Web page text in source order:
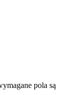
pola są